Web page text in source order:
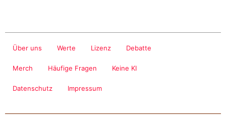
Über uns Werte Lizenz Debatte
Merch Häufige Fragen Keine KI
Datenschutz Impressum